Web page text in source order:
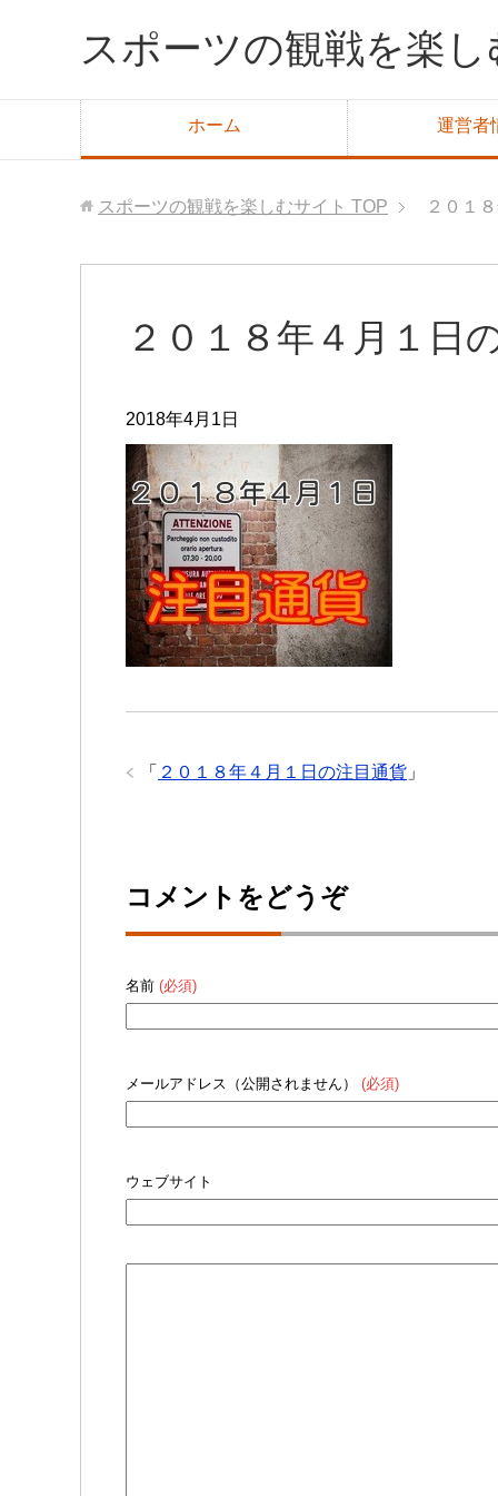
スポーツの観戦を楽
ホーム 運営者
スポーツの観戦を楽しむサイト TOP ２０１
２０１８年４月１日
2018年4月1日
「 ２０１８年４月１日の注目通貨 」
コメントをどうぞ
名前 (必須)
メールアドレス（公開されません） (必須)
ウェブサイト